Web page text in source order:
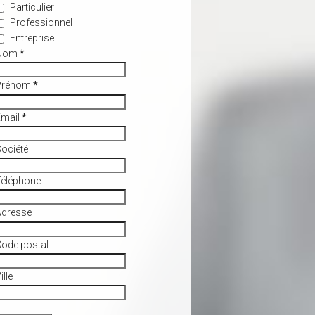
Particulier
Professionnel
Entreprise
*
*
*
postal